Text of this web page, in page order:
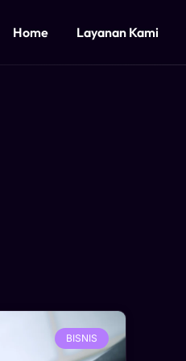
Home Layanan Kami
BISNIS